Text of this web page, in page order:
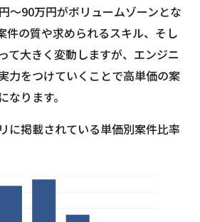
〜90万円がボリュームゾーンとな
件の質や求められるスキル、そし
て大きく変動しますが、エンジニ
力をつけていくことで高単価の案
ります。
に掲載されている単価別案件比率